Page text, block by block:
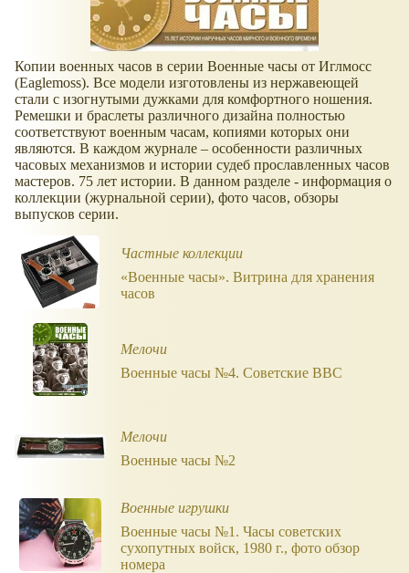
Копии военных часов в серии Военные часы от Иглмосс
(Eaglemoss). Все модели изготовлены из нержавеющей
стали с изогнутыми дужками для комфортного ношения.
Ремешки и браслеты различного дизайна полностью
соответствуют военным часам, копиями которых они
являются. В каждом журнале – особенности различных
часовых механизмов и истории судеб прославленных часов
мастеров. 75 лет истории. В данном разделе - информация о
коллекции (журнальной серии), фото часов, обзоры
выпусков серии.
Частные коллекции
«Военные часы». Витрина для хранения
часов
Мелочи
Военные часы №4. Советские ВВС
Мелочи
Военные часы №2
Военные игрушки
Военные часы №1. Часы советских
сухопутных войск, 1980 г., фото обзор
номера